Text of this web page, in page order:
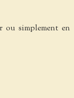
ou simplement en